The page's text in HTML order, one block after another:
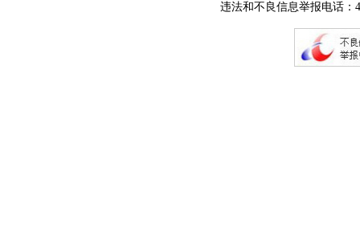
违法和不良信息举报电话